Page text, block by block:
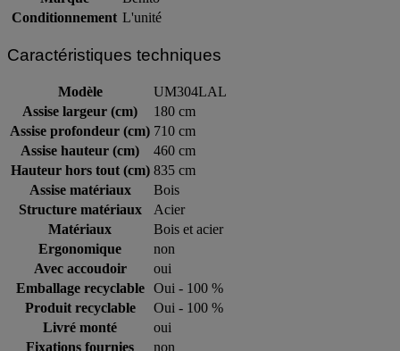
Marque
Benito
Caractéristiques techniques
Modèle
UM304LAL
Assise largeur (cm)
180 cm
Assise profondeur (cm)
710 cm
Assise hauteur (cm)
460 cm
Hauteur hors tout (cm)
835 cm
Assise matériaux
Bois
Structure matériaux
Acier
Matériaux
Bois et acier
Ergonomique
non
Avec accoudoir
oui
Emballage recyclable
Oui - 100 %
Produit recyclable
Oui - 100 %
Livré monté
oui